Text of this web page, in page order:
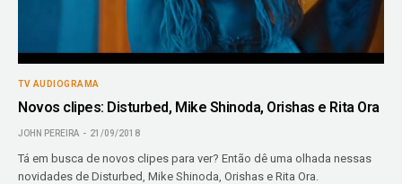
TV AUDIOGRAMA
Novos clipes: Disturbed, Mike Shinoda, Orishas e Rita Ora
JOHN PEREIRA 21/09/2018
Tá em busca de novos clipes para ver? Então dê uma olhada nessas
novidades de Disturbed, Mike Shinoda, Orishas e Rita Ora.